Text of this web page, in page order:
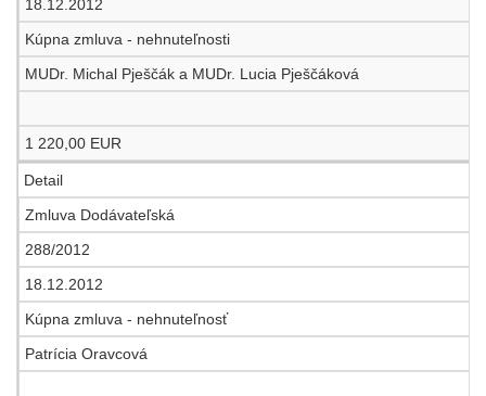
18.12.2012
Kúpna zmluva - nehnuteľnosti
MUDr. Michal Pješčák a MUDr. Lucia Pješčáková
1 220,00 EUR
Detail
Zmluva Dodávateľská
288/2012
18.12.2012
Kúpna zmluva - nehnuteľnosť
Patrícia Oravcová